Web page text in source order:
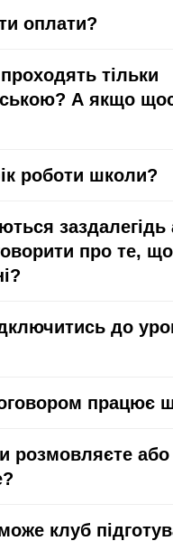
оплати?
тільки
А якщо
роботи школи?
заздалегідь
про те, що
до
працює
розмовляєте або
клуб